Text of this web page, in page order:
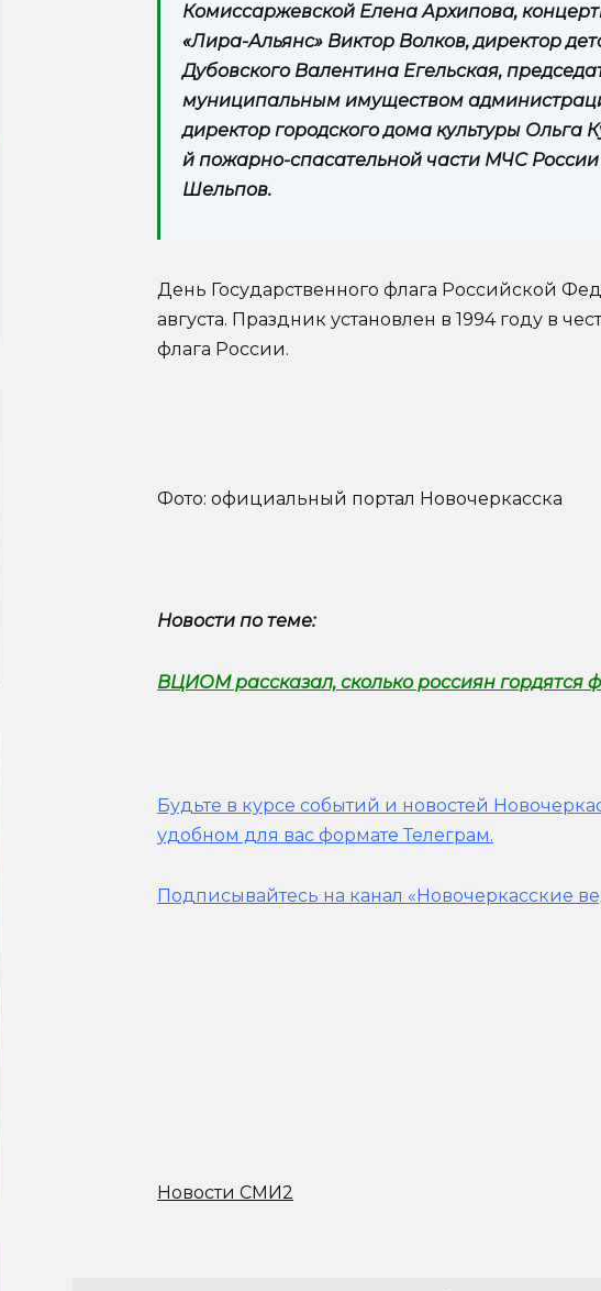
Комиссаржевской Елена Архипова,
«Лира-Альянс» Виктор Волков, директор
Дубовского Валентина Егельская,
муниципальным имуществом
директор городского дома культуры Ольга
й пожарно-спасательной части МЧС России
Шельпов.
День Государственного флага Российской
августа. Праздник установлен в 1994 году в
флага России.
Фото: официальный портал Новочеркасска
Новости по теме:
ВЦИОМ рассказал, сколько россиян гордятся
Будьте в курсе событий и новостей
удобном для вас формате Телеграм.
Подписывайтесь на канал «Новочеркасские
Новости СМИ2